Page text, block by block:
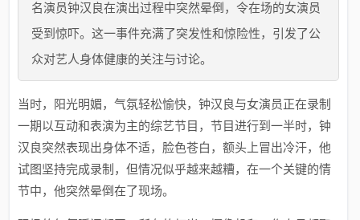
名演员钟汉良在演出过程中突然晕倒，令在场的女演员
受到惊吓。这一事件充满了突发性和惊险性，引发了公
众对艺人身体健康的关注与讨论。
当时，阳光明媚，气氛轻松愉快，钟汉良与女演员正在录制
一期以互动和表演为主的综艺节目，节目进行到一半时，钟
汉良突然表现出身体不适，脸色苍白，额头上冒出冷汗，他
试图坚持完成录制，但情况似乎越来越糟，在一个关键的情
节中，他突然晕倒在了现场。